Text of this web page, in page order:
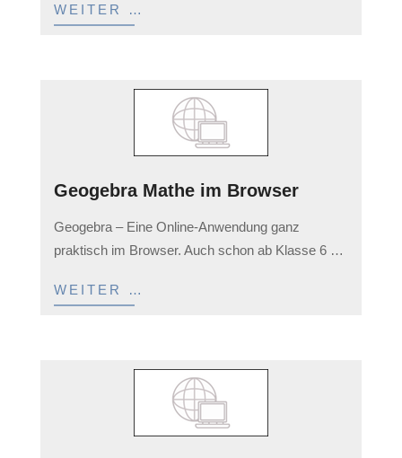
WEITER …
Geogebra Mathe im Browser
03-
11
Geogebra – Eine Online-Anwendung ganz
praktisch im Browser. Auch schon ab Klasse 6 …
WEITER …